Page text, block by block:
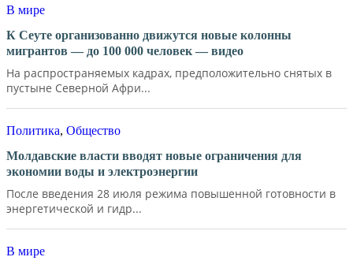
В мире
К Сеуте организованно движутся новые колонны
мигрантов — до 100 000 человек — видео
На распространяемых кадрах, предположительно снятых в
пустыне Северной Афри...
Политика, Общество
Молдавские власти вводят новые ограничения для
экономии воды и электроэнергии
После введения 28 июля режима повышенной готовности в
энергетической и гидр...
В мире